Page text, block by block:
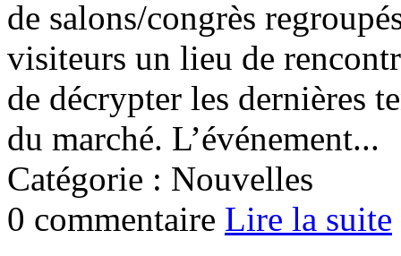
de salons/congrès
visiteurs un lieu de
de décrypter les dernières
du marché. L’événement...
Catégorie : Nouvelles
0 commentaire Lire la suite